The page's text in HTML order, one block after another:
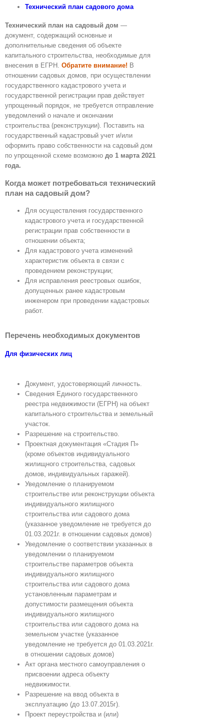
Технический план садового дома
Технический план на садовый дом —
документ, содержащий основные и
дополнительные сведения об объекте
капитального строительства, необходимые для
внесения в ЕГРН. Обратите внимание! В
отношении садовых домов, при осуществлении
государственного кадастрового учета и
государственной регистрации прав действует
упрощенный порядок, не требуется отправление
уведомлений о начале и окончании
строительства (реконструкции). Поставить на
государственный кадастровый учет и/или
оформить право собственности на садовый дом
по упрощенной схеме возможно до 1 марта 2021
года.
Когда может потребоваться технический
план на садовый дом?
Для осуществления государственного
кадастрового учета и государственной
регистрации прав собственности в
отношении объекта;
Для кадастрового учета изменений
характеристик объекта в связи с
проведением реконструкции;
Для исправления реестровых ошибок,
допущенных ранее кадастровым
инженером при проведении кадастровых
работ.
Перечень необходимых документов
Для физических лиц
Документ, удостоверяющий личность.
Сведения Единого государственного
реестра недвижимости (ЕГРН) на объект
капитального строительства и земельный
участок.
Разрешение на строительство.
Проектная документация «Стадия П»
(кроме объектов индивидуального
жилищного строительства, садовых
домов, индивидуальных гаражей).
Уведомление о планируемом
строительстве или реконструкции объекта
индивидуального жилищного
строительства или садового дома
(указанное уведомление не требуется до
01.03.2021г. в отношении садовых домов)
Уведомление о соответствии указанных в
уведомлении о планируемом
строительстве параметров объекта
индивидуального жилищного
строительства или садового дома
установленным параметрам и
допустимости размещения объекта
индивидуального жилищного
строительства или садового дома на
земельном участке (указанное
уведомление не требуется до 01.03.2021г.
в отношении садовых домов)
Акт органа местного самоуправления о
присвоении адреса объекту
недвижимости.
Разрешение на ввод объекта в
эксплуатацию (до 13.07.2015г).
Проект переустройства и (или)